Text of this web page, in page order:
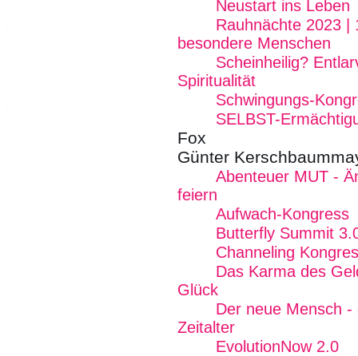
Neustart ins Leben
Rauhnächte 2023 |
besondere Menschen
Scheinheilig?
Spiritualität
Schwingungs-
SELBST-
Fox
Günter
Abenteuer MUT -
feiern
Aufwach-Kongress
Butterfly Summit
Channeling
Das Karma des
Glück
Der neue Mensch
Zeitalter
EvolutionNow 2.0